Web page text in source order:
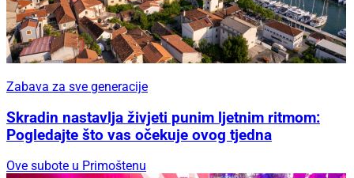
Zabava za sve generacije
Skradin nastavlja živjeti punim ljetnim ritmom:
Pogledajte što vas očekuje ovog tjedna
Ove subote u Primoštenu